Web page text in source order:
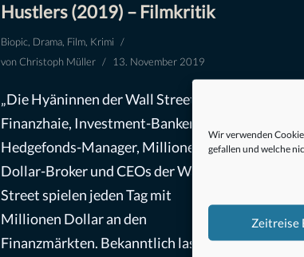
Wir verwenden
gefallen und welche
Zeitreise
Hustlers (2019) – Filmkritik
Biopic, Drama, Film, Krimi
vonChristoph Müller 13. November 2019
„Die Hyäninnen der Wall Street“
Finanzhaie, Investment-Banker,
Hedgefonds-Manager, Millionen-
Dollar-Broker und CEOs der Wall
Street spielen jeden Tag mit
Millionen Dollar an den
Finanzmärkten. Bekanntlich lassen